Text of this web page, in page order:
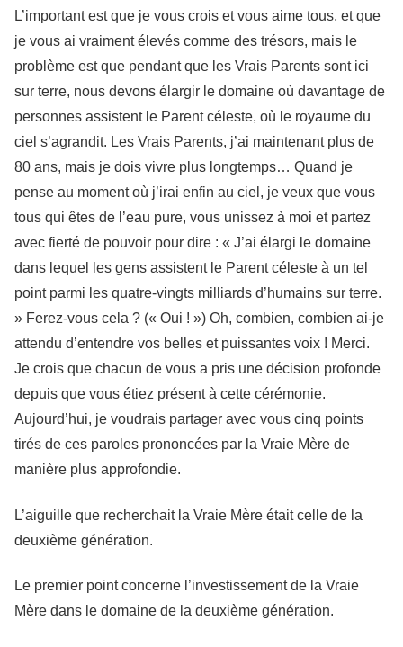
L’important est que je vous crois et vous aime tous, et que
je vous ai vraiment élevés comme des trésors, mais le
problème est que pendant que les Vrais Parents sont ici
sur terre, nous devons élargir le domaine où davantage de
personnes assistent le Parent céleste, où le royaume du
ciel s’agrandit. Les Vrais Parents, j’ai maintenant plus de
80 ans, mais je dois vivre plus longtemps… Quand je
pense au moment où j’irai enfin au ciel, je veux que vous
tous qui êtes de l’eau pure, vous unissez à moi et partez
avec fierté de pouvoir pour dire : « J’ai élargi le domaine
dans lequel les gens assistent le Parent céleste à un tel
point parmi les quatre-vingts milliards d’humains sur terre.
» Ferez-vous cela ? (« Oui ! ») Oh, combien, combien ai-je
attendu d’entendre vos belles et puissantes voix ! Merci.
Je crois que chacun de vous a pris une décision profonde
depuis que vous étiez présent à cette cérémonie.
Aujourd’hui, je voudrais partager avec vous cinq points
tirés de ces paroles prononcées par la Vraie Mère de
manière plus approfondie.
L’aiguille que recherchait la Vraie Mère était celle de la
deuxième génération.
Le premier point concerne l’investissement de la Vraie
Mère dans le domaine de la deuxième génération.